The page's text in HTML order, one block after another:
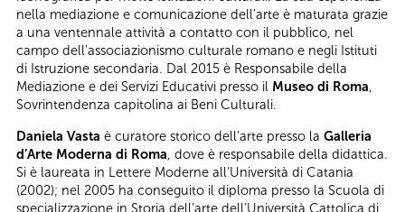
nella mediazione e comunicazione dell'arte è maturata grazie
a una ventennale attività a contatto con il pubblico, nel
campo dell'associazionismo culturale romano e negli Istituti
di Istruzione secondaria. Dal 2015 è Responsabile della
Mediazione e dei Servizi Educativi presso il Museo di Roma,
Sovrintendenza capitolina ai Beni Culturali.
Daniela Vasta è curatore storico dell’arte presso la Galleria
d’Arte Moderna di Roma, dove è responsabile della didattica.
Si è laureata in Lettere Moderne all’Università di Catania
(2002); nel 2005 ha conseguito il diploma presso la Scuola di
specializzazione in Storia dell’arte dell’Università Cattolica di